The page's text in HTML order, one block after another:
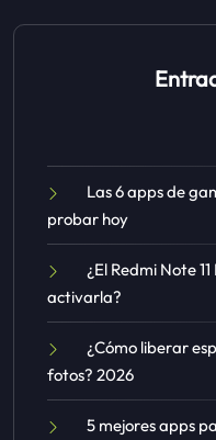
Las 6 apps de
probar hoy
¿El Redmi Note
activarla?
¿Cómo liberar
fotos? 2026
5 mejores apps